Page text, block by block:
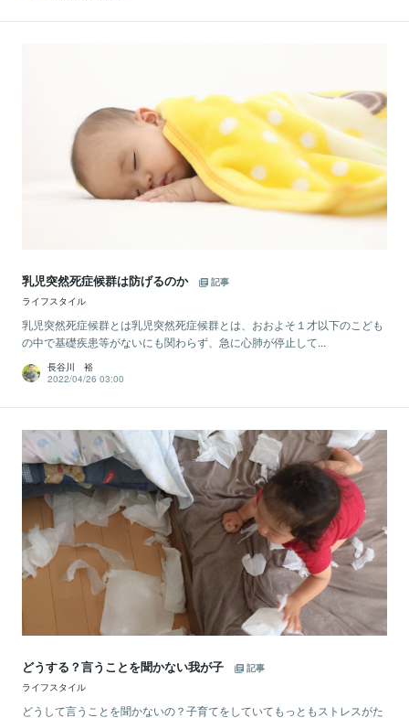
乳児突然死症候群は防げるのか
記事
ライフスタイル
乳児突然死症候群とは乳児突然死症候群とは、おおよそ１才以下のこども
の中で基礎疾患等がないにも関わらず、急に心肺が停止して...
長谷川 裕
2022/04/26 03:00
どうする？言うことを聞かない我が子
記事
ライフスタイル
どうして言うことを聞かないの？子育てをしていてもっともストレスがた